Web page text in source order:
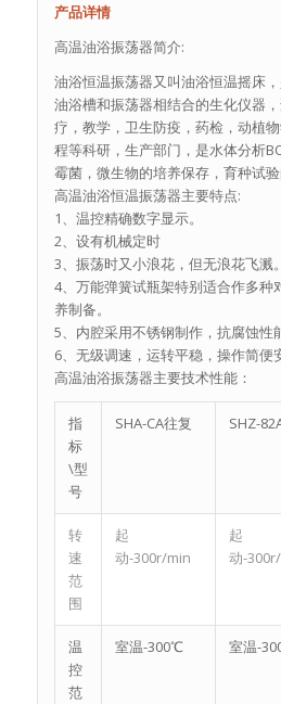
产品详情
高温油浴振荡器简介:
油浴恒温振荡器又叫油浴恒温摇床
油浴槽和振荡器相结合的生化仪器
疗，教学，卫生防疫，药检，动植
程等科研，生产部门，是水体分析
霉菌，微生物的培养保存，育种试验
高温油浴恒温振荡器主要特点:
1、温控精确数字显示。
2、设有机械定时
3、振荡时又小浪花，但无浪花飞溅。
4、万能弹簧试瓶架特别适合作多种
养制备。
5、内腔采用不锈钢制作，抗腐蚀性
6、无级调速，运转平稳，操作简便
高温油浴振荡器主要技术性能：
指
标
\型
号
SHA-CA往复 SHZ-
转
速
范
围
起
动-300r/min
起
动-
温
控
范
室温-300℃ 室温-